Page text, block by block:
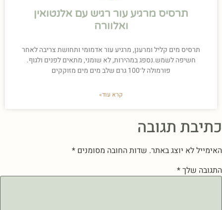
תרסיס מרגיע עור רגיש עם אלנטואין
ואלוורה
תרסיס מים קליל ומרענן, מרגיע עור אדמומי ותחושת צריבה לאחר
חשיפה לשמש.נספג במהירות, לא שומני, מתאים לפנים ולגוף.
פורמולה ל־100 גרם שלב מים מים מזוקקים
קרא עוד»
כתיבת תגובה
האימייל לא יוצג באתר. שדות החובה מסומנים *
התגובה שלך*